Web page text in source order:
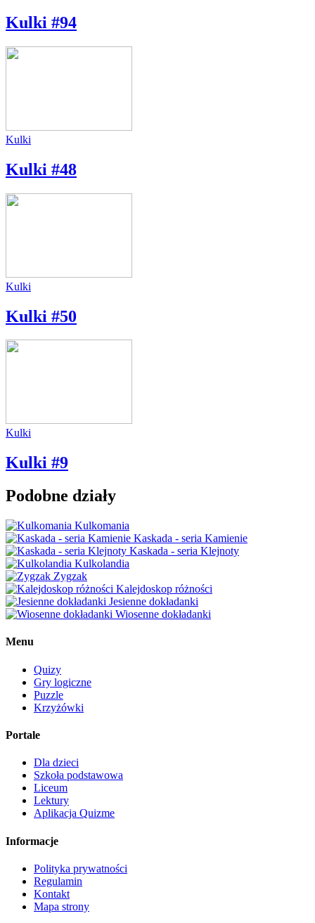
Kulki #94
Kulki
Kulki #48
Kulki
Kulki #50
Kulki
Kulki #9
Podobne działy
Kulkomania
Kaskada - seria Kamienie
Kaskada - seria Klejnoty
Kulkolandia
Zygzak
Kalejdoskop różności
Jesienne dokładanki
Wiosenne dokładanki
Menu
Quizy
Gry logiczne
Puzzle
Krzyżówki
Portale
Dla dzieci
Szkoła podstawowa
Liceum
Lektury
Aplikacja Quizme
Informacje
Polityka prywatności
Regulamin
Kontakt
Mapa strony